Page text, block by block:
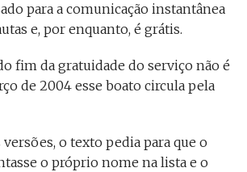
para a comunicação instantânea
e, por enquanto, é grátis.
fim da gratuidade do serviço não é
de 2004 esse boato circula pela
o texto pedia para que o
o próprio nome na lista e o